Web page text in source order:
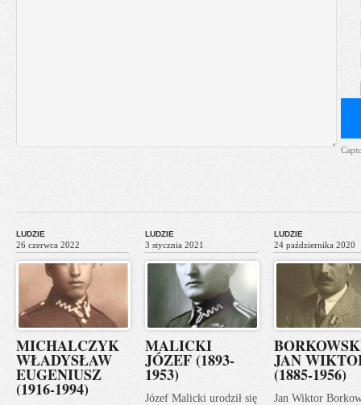
LUDZIE
26 czerwca 2022
MICHALCZYK
WŁADYSŁAW
EUGENIUSZ
(1916-1994)
LUDZIE
3 stycznia 2021
MALICKI
JÓZEF (1893-
1953)
Józef Malicki urodził się
LUDZIE
24 października 2020
JAN
(1885-1956)
Jan Wiktor